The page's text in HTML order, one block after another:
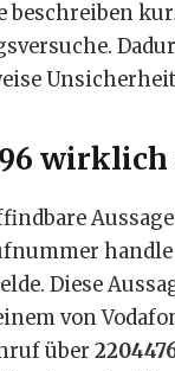
Unsicherheit
wirklich
Diese
von
über